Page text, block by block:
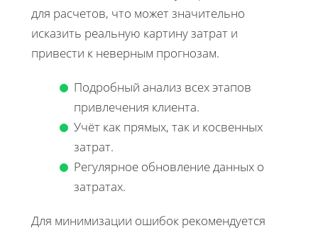
для расчетов, что может значительно
исказить реальную картину затрат и
привести к неверным прогнозам.
Подробный анализ всех этапов
привлечения клиента.
Учёт как прямых, так и косвенных
затрат.
Регулярное обновление данных о
затратах.
Для минимизации ошибок рекомендуется